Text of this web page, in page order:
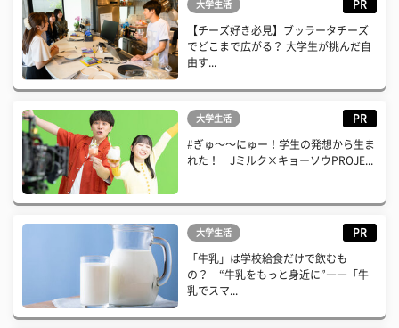
大学生活 PR
【チーズ好き必見】ブッラータチーズ
でどこまで広がる？ 大学生が挑んだ自
由す...
大学生活 PR
#ぎゅ〜〜にゅー！学生の発想から生ま
れた！ Jミルク×キョーソウPROJE...
大学生活 PR
「牛乳」は学校給食だけで飲むも
の？ “牛乳をもっと身近に”――「牛
乳でスマ...